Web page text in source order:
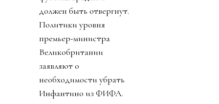
должен быть отвергнут.
Политики уровня
премьер-министра
Великобритании
заявляют о
необходимости убрать
Инфантино из ФИФА.